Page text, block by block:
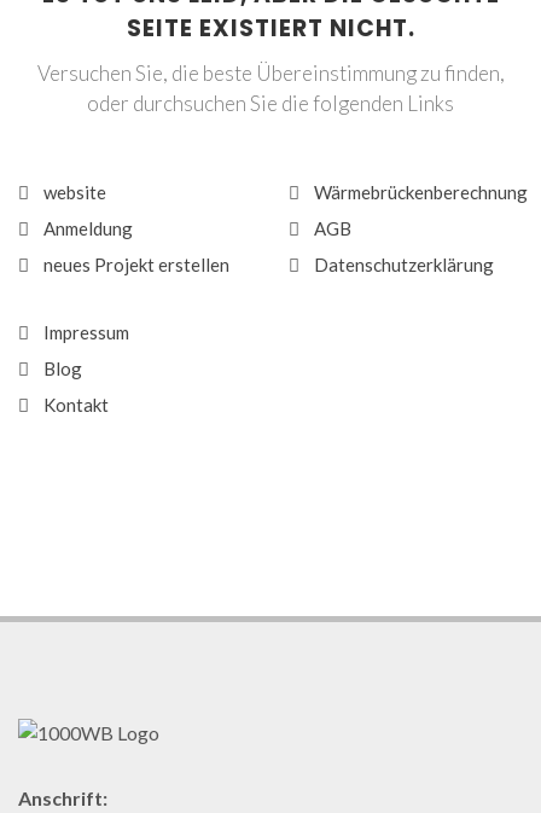
SEITE EXISTIERT NICHT.
Versuchen Sie, die beste Übereinstimmung zu finden,
oder durchsuchen Sie die folgenden Links
website
Anmeldung
neues Projekt erstellen
Wärmebrückenberechnung
AGB
Datenschutzerklärung
Impressum
Blog
Kontakt
Anschrift: